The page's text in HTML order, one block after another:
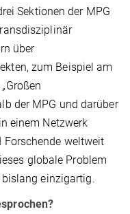
Sektionen der MPG
über
zum Beispiel am
der MPG und darüber
einem Netzwerk
Forschende weltweit
globale Problem
einzigartig.